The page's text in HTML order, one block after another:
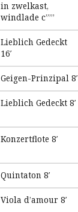
in zwelkast,
windlade c””’
Lieblich Gedeckt
16′
Geigen-Prinzipal 8′
Lieblich Gedeckt 8′
Konzertflote 8′
Quintaton 8′
Viola d’amour 8′